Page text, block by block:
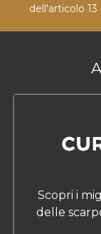
dell'articolo
Scopri i
delle